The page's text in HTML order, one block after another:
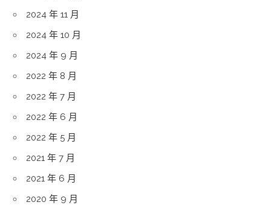
2024 年 11 月
2024 年 10 月
2024 年 9 月
2022 年 8 月
2022 年 7 月
2022 年 6 月
2022 年 5 月
2021 年 7 月
2021 年 6 月
2020 年 9 月